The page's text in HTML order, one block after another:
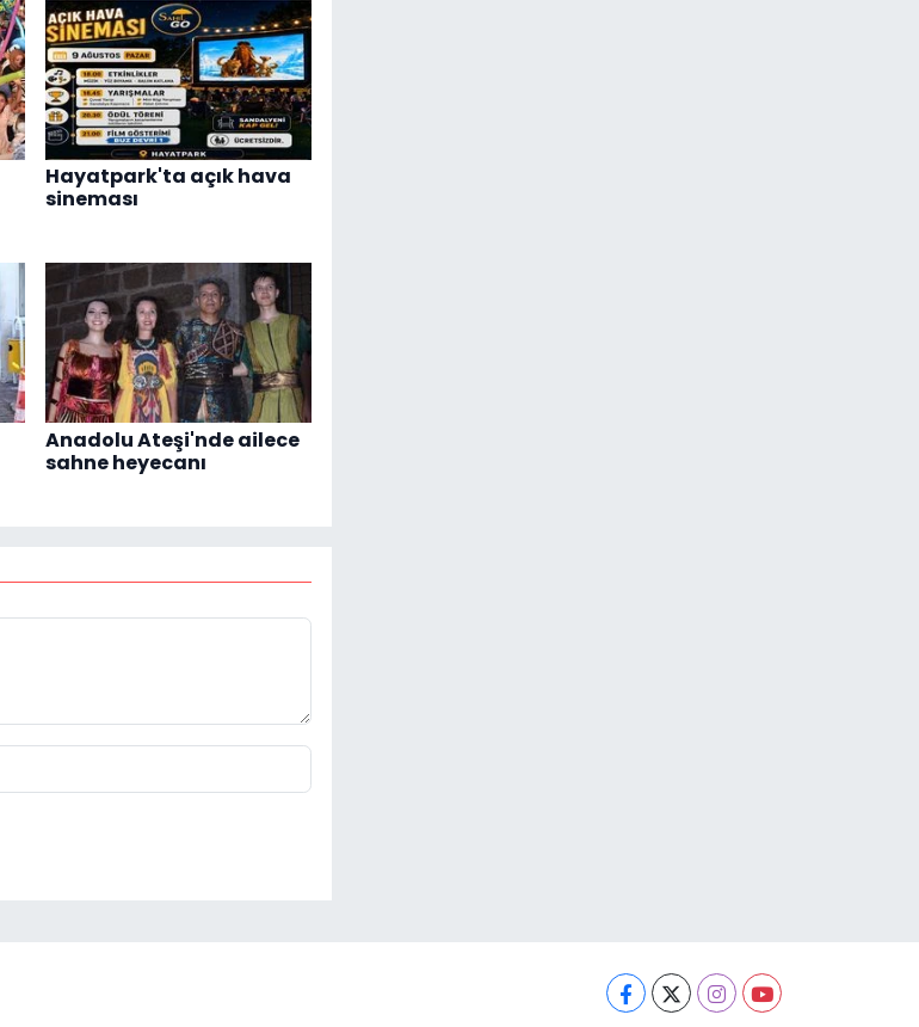
Hayatpark'ta açık hava
sineması
Anadolu Ateşi'nde ailece
sahne heyecanı